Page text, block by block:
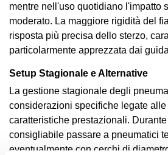
mentre nell'uso quotidiano l'impatto
moderato. La maggiore rigidità del
risposta più precisa dello sterzo,
particolarmente apprezzata dai
Setup Stagionale e Alternative
La gestione stagionale degli
considerazioni specifiche legate
caratteristiche prestazionali.
consigliabile passare a pneumatici
eventualmente con cerchi di